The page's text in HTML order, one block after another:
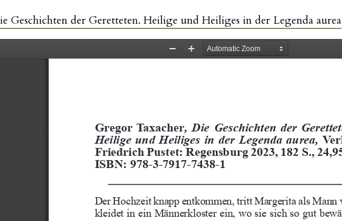
Geschichten der Geretteten. Heilige und Heiliges in der Legenda aurea